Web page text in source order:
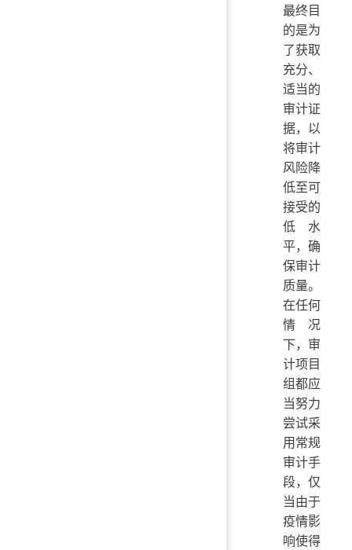
最终目
的是为
了获取
充分、
适当的
审计证
据，以
将审计
风险降
低至可
接受的
低水
平，确
保审计
质量。
在任何
情况
下，审
计项目
组都应
当努力
尝试采
用常规
审计手
段，仅
当由于
疫情影
响使得